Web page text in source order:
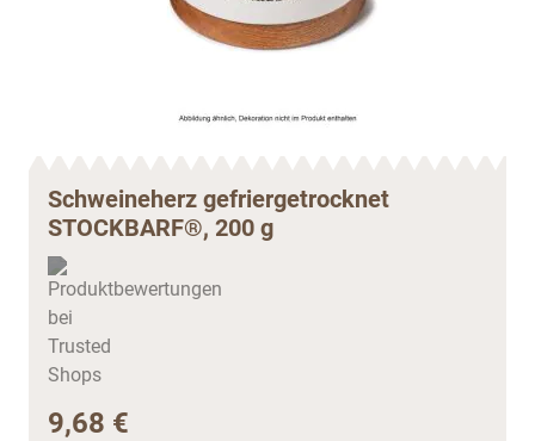
Schweineherz gefriergetrocknet
STOCKBARF®, 200 g
9,68 €